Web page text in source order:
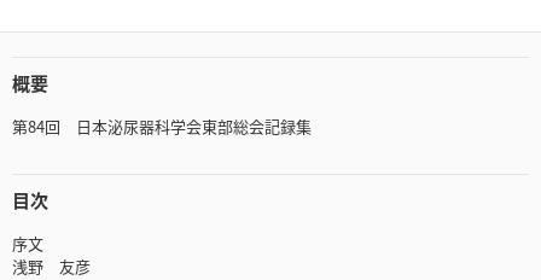
概要
第84回 日本泌尿器科学会東部総会記録集
目次
序文
浅野 友彦